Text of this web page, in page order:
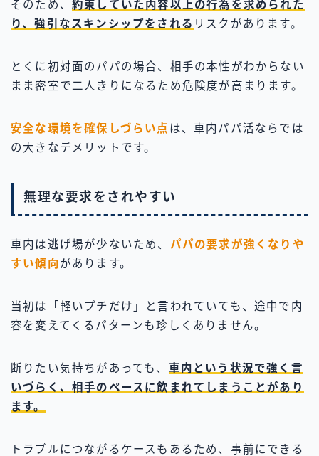
そのため、 約束していた内容以上の行為を求められた
り、強引なスキンシップをされる リスクがあります。
とくに初対面のパパの場合、相手の本性がわからない
まま密室で二人きりになるため危険度が高まります。
安全な環境を確保しづらい点 は、車内パパ活ならでは
の大きなデメリットです。
無理な要求をされやすい
車内は逃げ場が少ないため、 パパの要求が強くなりや
すい傾向があります。
当初は「軽いプチだけ」と言われていても、途中で内
容を変えてくるパターンも珍しくありません。
断りたい気持ちがあっても、 車内という状況で強く言
いづらく、相手のペースに飲まれてしまうことがあり
ます。
トラブルにつながるケースもあるため、事前にできる